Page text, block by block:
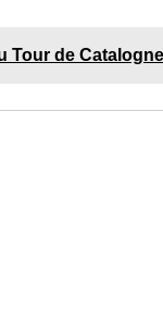
Tour de